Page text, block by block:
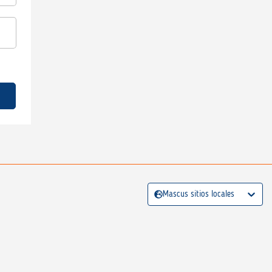
Mascus sitios locales